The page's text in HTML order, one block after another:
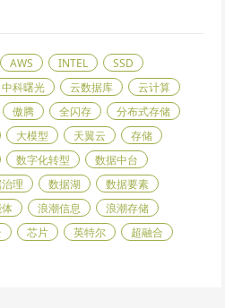
AWS INTEL
SSD
中科曙光 云数据库
云计算
傲腾 全闪存
分布式存储
大模型 天翼云
存储
数字化转型
数据中台
理 数据湖
数据要素
浪潮信息
浪潮存储
芯片 英特尔
超融合